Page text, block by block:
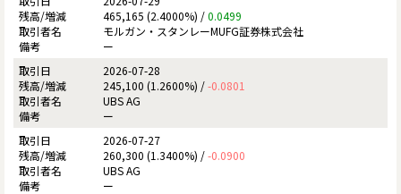
465,165 (2.4000%) /0.0499
モルガン・スタンレーMUFG証券株式会社
ー
2026-07-28
245,100 (1.2600%) /-0.0801
UBS AG
ー
2026-07-27
260,300 (1.3400%) /-0.0900
UBS AG
ー